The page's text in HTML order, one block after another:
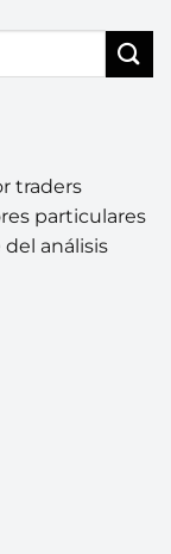
traders
particulares
análisis